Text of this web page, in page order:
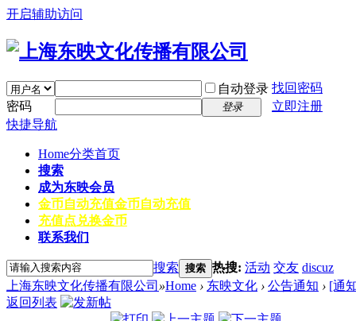
开启辅助访问
自动登录 找回密码
密码
登录
立即注册
快捷导航
Home分类首页
搜索
成为东映会员
金币自动充值金币自动充值
充值点兑换金币
联系我们
搜索 搜索 热搜: 活动 交友 discuz
上海东映文化传播有限公司 »Home › 东映文化 › 公告通知 › [通
返回列表